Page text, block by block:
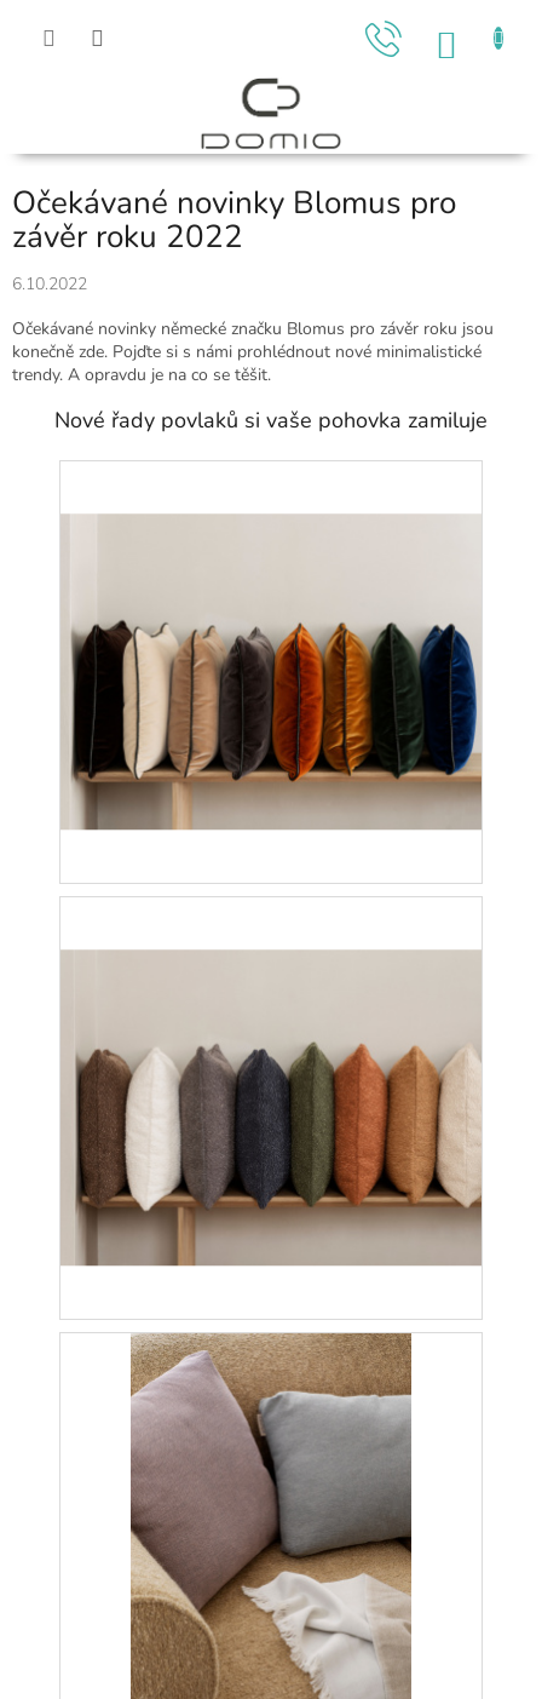
Očekávané novinky Blomus pro
závěr roku 2022
6.10.2022
Očekávané novinky německé značku Blomus pro závěr roku jsou
konečně zde. Pojďte si s námi prohlédnout nové minimalistické
trendy. A opravdu je na co se těšit.
Nové řady povlaků si vaše pohovka zamiluje